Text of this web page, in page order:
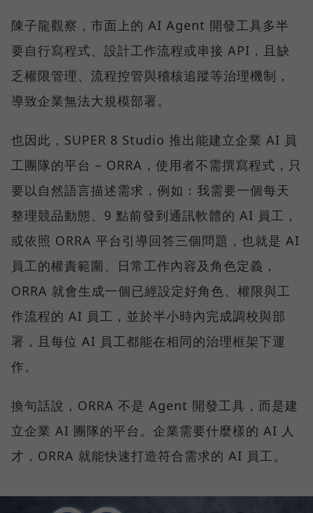
陳子龍觀察，市面上的 AI Agent 開發工具多半
要自行寫程式、設計工作流程或串接 API，且缺
乏權限管理、流程控管與稽核追蹤等治理機制，
導致企業無法大規模部署。
也因此，SUPER 8 Studio 推出能建立企業 AI 員
工團隊的平台 – ORRA，使用者不需撰寫程式，只
要以自然語言描述需求，例如：我需要一個每天
整理競品動態、9 點前發到通訊軟體的 AI 員工，
或依照 ORRA 平台引導回答三個問題，也就是 AI
員工的權責範圍、日常工作內容及角色定義，
ORRA 就會生成一個已經設定好角色、權限與工
作流程的 AI 員工，並於半小時內完成調校與部
署，且每位 AI 員工都能在相同的治理框架下運
作。
換句話說，ORRA 不是 Agent 開發工具，而是建
立企業 AI 團隊的平台。企業需要什麼樣的 AI 人
才，ORRA 就能快速打造符合需求的 AI 員工。